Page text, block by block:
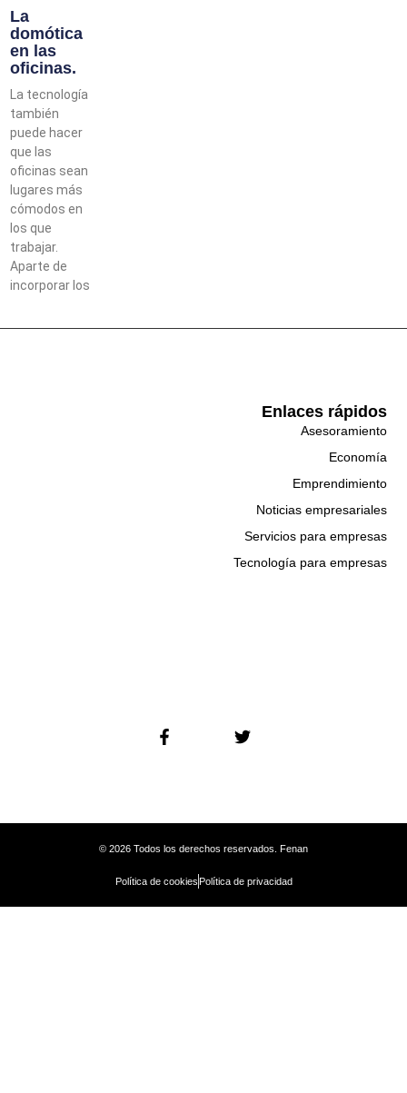
La
domótica
en las
oficinas.
La tecnología
también
puede hacer
que las
oficinas sean
lugares más
cómodos en
los que
trabajar.
Aparte de
incorporar los
Enlaces rápidos
Asesoramiento
Economía
Emprendimiento
Noticias empresariales
Servicios para empresas
Tecnología para empresas
© 2026 Todos los derechos reservados. Fenan
Política de cookiesPolítica de privacidad